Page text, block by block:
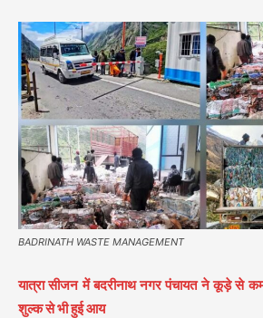
BADRINATH WASTE MANAGEMENT
यात्रा सीजन में बदरीनाथ नगर पंचायत ने कूड़े से
शुल्क से भी हुई आय